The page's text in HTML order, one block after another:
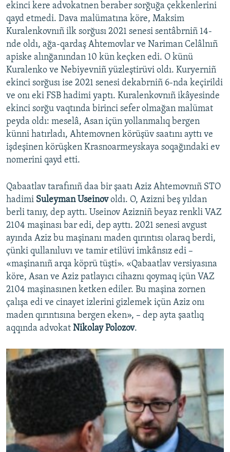
ekinci kere advokatnen beraber sorğuğa çekkenlerini
qayd etmedi. Dava malümatına köre, Maksim
Kuralenkovnıñ ilk sorğusı 2021 senesi sentâbrniñ 14-
nde oldı, ağa-qardaş Ahtemovlar ve Nariman Celâlnıñ
apiske alınğanından 10 kün keçken edi. O künü
Kuralenko ve Nebiyevniñ yüzleştirüvi oldı. Kuryerniñ
ekinci sorğusı ise 2021 senesi dekabrniñ 6-nda keçirildi
ve onı eki FSB hadimi yaptı. Kuralenkovnıñ ikâyesinde
ekinci sorğu vaqtında birinci sefer olmağan malümat
peyda oldı: meselâ, Asan içün yollanmalıq bergen
künni hatırladı, Ahtemovnen körüşüv saatını ayttı ve
işdeşinen körüşken Krasnoarmeyskaya soqağındaki ev
nomerini qayd etti.
Qabaatlav tarafınıñ daa bir şaatı Aziz Ahtemovnıñ STO
hadimi Suleyman Useinovoldı. O, Azizni beş yıldan
berli tanıy, dep ayttı. Useinov Azizniñ beyaz renkli VAZ
2104 maşinası bar edi, dep ayttı. 2021 senesi avgust
ayında Aziz bu maşinanı maden qırıntısı olaraq berdi,
çünki qullanıluvı ve tamir etilüvi imkânsız edi –
«maşinanıñ arqa köprü tüşti». «Qabaatlav versiyasına
köre, Asan ve Aziz patlayıcı cihaznı qoymaq içün VAZ
2104 maşinasınen ketken ediler. Bu maşina zornen
çalışa edi ve cinayet izlerini gizlemek içün Aziz onı
maden qırıntısına bergen eken», – dep ayta şaatlıq
aqqında advokat Nikolay Polozov.